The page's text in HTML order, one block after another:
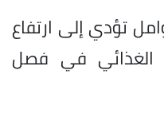
تؤدي إلى ارتفاع
الغذائي في فصل